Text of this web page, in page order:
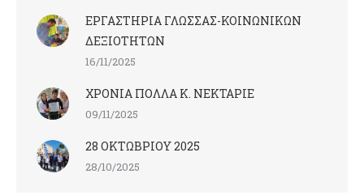
ΕΡΓΑΣΤΗΡΙΑ ΓΛΩΣΣΑΣ-ΚΟΙΝΩΝΙΚΩΝ
ΔΕΞΙΟΤΗΤΩΝ
16/11/2025
ΧΡΟΝΙΑ ΠΟΛΛΑ Κ. ΝΕΚΤΑΡΙΕ
09/11/2025
28 ΟΚΤΩΒΡΙΟΥ 2025
28/10/2025